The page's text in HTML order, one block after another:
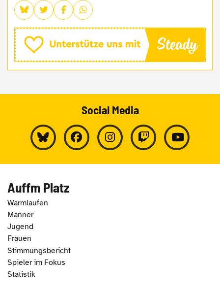
Social Media
Auffm Platz
Warmlaufen
Männer
Jugend
Frauen
Stimmungsbericht
Spieler im Fokus
Statistik